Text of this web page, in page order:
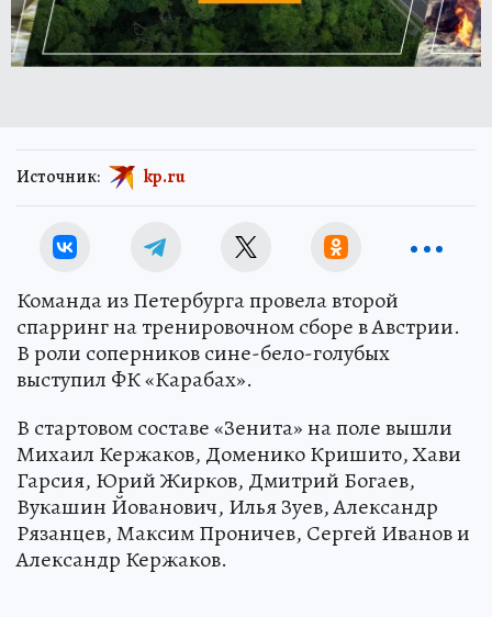
Источник: kp.ru
Команда из Петербурга провела второй
спарринг на тренировочном сборе в Австрии.
В роли соперников сине-бело-голубых
выступил ФК «Карабах».
В стартовом составе «Зенита» на поле вышли
Михаил Кержаков, Доменико Кришито, Хави
Гарсия, Юрий Жирков, Дмитрий Богаев,
Вукашин Йованович, Илья Зуев, Александр
Рязанцев, Максим Проничев, Сергей Иванов и
Александр Кержаков.